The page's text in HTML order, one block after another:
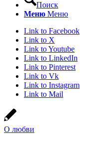
Поиск
Меню Меню
Link to Facebook
Link to X
Link to Youtube
Link to LinkedIn
Link to Pinterest
Link to Vk
Link to Instagram
Link to Mail
О любви